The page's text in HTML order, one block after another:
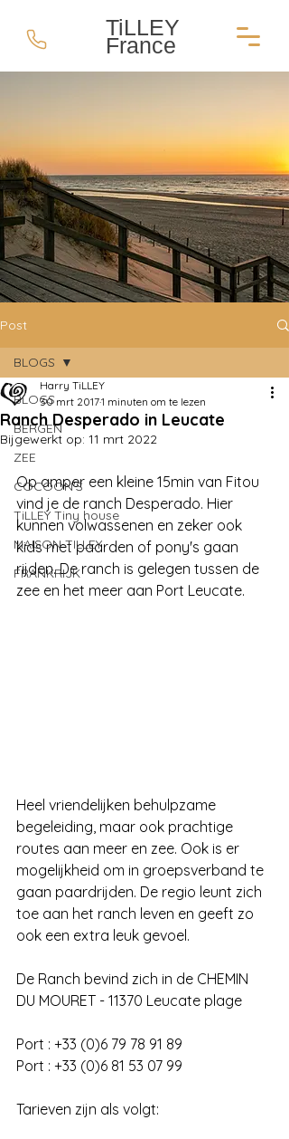
TiLLEY
France
Post
BLOGS
BERGEN
ZEE
COCOON'S
TiLLEY Tiny house
MAISON TILLEY
FRANKRIJK
BLOGS
Ranch Desperado in Leucate
Harry TiLLEY
30 mrt 20171 minuten om te lezen
Bijgewerkt op: 11 mrt 2022
Op amper een kleine 15min van Fitou
vind je de ranch Desperado. Hier
kunnen volwassenen en zeker ook
kids met paarden of pony's gaan
rijden. De ranch is gelegen tussen de
zee en het meer aan Port Leucate.
Heel vriendelijken behulpzame
begeleiding, maar ook prachtige
routes aan meer en zee. Ook is er
mogelijkheid om in groepsverband te
gaan paardrijden. De regio leunt zich
toe aan het ranch leven en geeft zo
ook een extra leuk gevoel.
De Ranch bevind zich in de CHEMIN
DU MOURET - 11370 Leucate plage
Port : +33 (0)6 79 78 91 89
Port : +33 (0)6 81 53 07 99
Tarieven zijn als volgt: